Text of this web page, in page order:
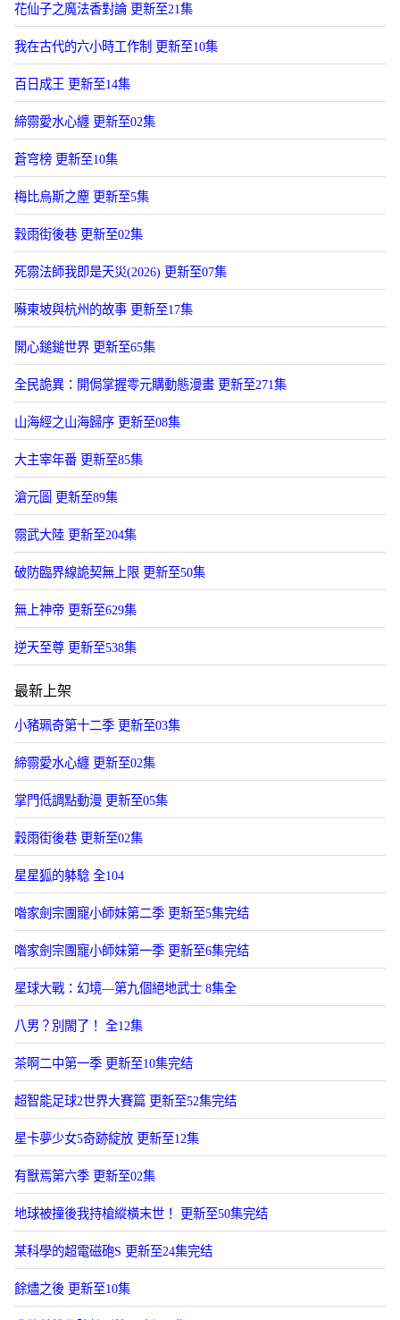
花仙子之魔法香對論 更新至21集
我在古代的六小時工作制 更新至10集
百日成王 更新至14集
締霛愛水心纏 更新至02集
蒼穹榜 更新至10集
梅比烏斯之塵 更新至5集
穀雨街後巷 更新至02集
死霛法師我即是天災(2026) 更新至07集
囌東坡與杭州的故事 更新至17集
開心鎚鎚世界 更新至65集
全民詭異：開侷掌握零元購動態漫畫 更新至271集
山海經之山海歸序 更新至08集
大主宰年番 更新至85集
滄元圖 更新至89集
霛武大陸 更新至204集
破防臨界線詭契無上限 更新至50集
無上神帝 更新至629集
逆天至尊 更新至538集
最新上架
小豬珮奇第十二季 更新至03集
締霛愛水心纏 更新至02集
掌門低調點動漫 更新至05集
穀雨街後巷 更新至02集
星星狐的躰騐 全104
喒家劍宗團寵小師妹第二季 更新至5集完结
喒家劍宗團寵小師妹第一季 更新至6集完结
星球大戰：幻境—第九個絕地武士 8集全
八男？別閙了！ 全12集
茶啊二中第一季 更新至10集完结
超智能足球2世界大賽篇 更新至52集完结
星卡夢少女5奇跡綻放 更新至12集
有獸焉第六季 更新至02集
地球被撞後我持槍縱橫末世！ 更新至50集完结
某科學的超電磁砲S 更新至24集完结
餘燼之後 更新至10集